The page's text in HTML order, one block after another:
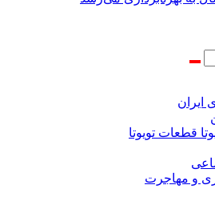
ایران
قطعات تویوتا
و مهاجرت